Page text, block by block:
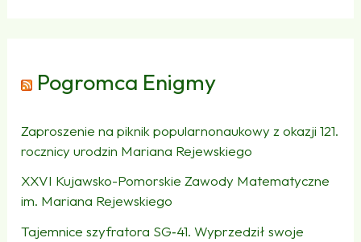
Pogromca Enigmy
Zaproszenie na piknik popularnonaukowy z okazji 121.
rocznicy urodzin Mariana Rejewskiego
XXVI Kujawsko-Pomorskie Zawody Matematyczne
im. Mariana Rejewskiego
Tajemnice szyfratora SG‑41. Wyprzedził swoje